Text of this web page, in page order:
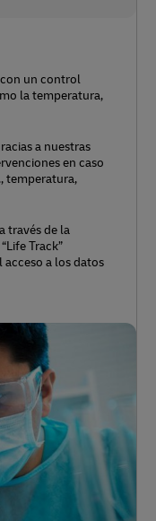
un control
la temperatura,
a nuestras
en caso
temperatura,
través de la
Track”
a los datos